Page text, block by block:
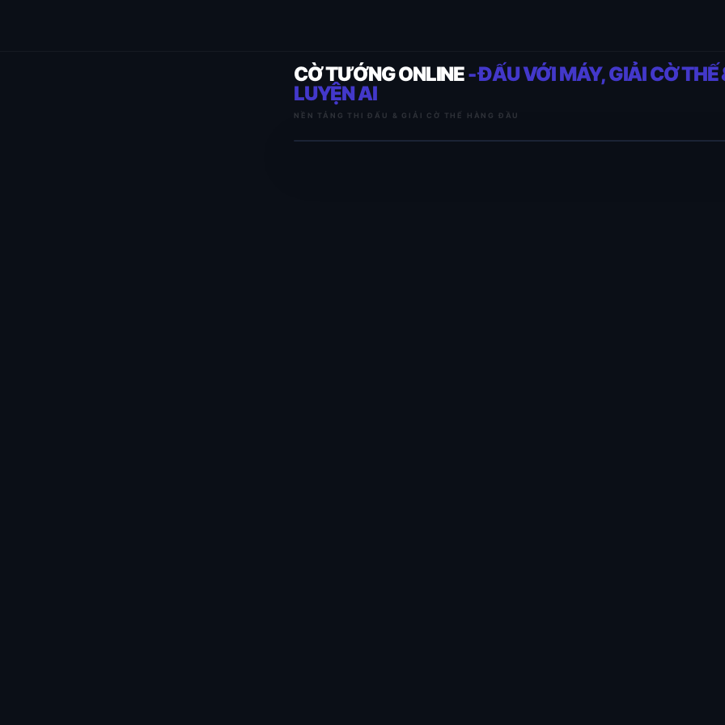
CỜ TƯỚNG ONLINE- ĐẤU VỚI MÁY, GIẢI CỜ THẾ
LUYỆN AI
NỀN TẢNG THI ĐẤU & GIẢI CỜ THẾ HÀNG ĐẦU